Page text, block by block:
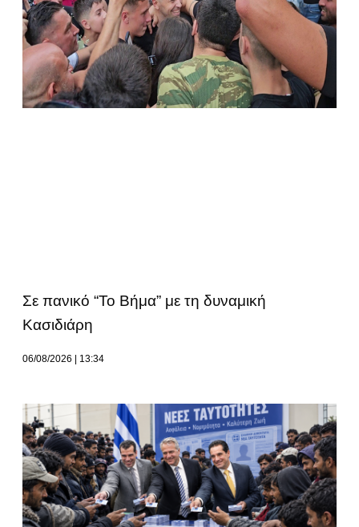
Σε πανικό “Το Βήμα” με τη δυναμική
Κασιδιάρη
06/08/2026 13:34